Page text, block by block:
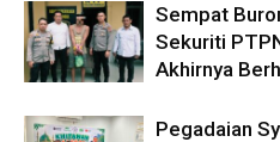
Sempat
Sekuriti
Akhirnya
Pegadaian